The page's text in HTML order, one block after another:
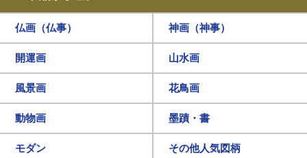
仏画（仏事） 神画（神事）
開運画 山水画
風景画 花鳥画
動物画 墨蹟・書
モダン その他人気図柄